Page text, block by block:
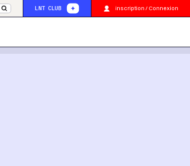
LNT CLUB inscription / Connexion